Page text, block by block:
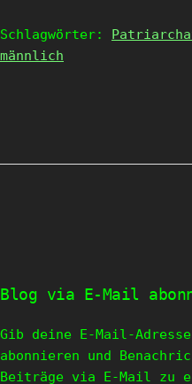
Schlagwörter:
männlich
Blog via E-Mail
Gib deine E-Mail-
abonnieren und
Beiträge via E-Mail zu